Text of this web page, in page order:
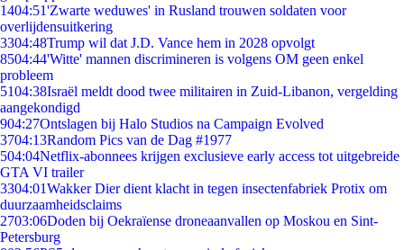
1404:51'Zwarte weduwes' in Rusland trouwen soldaten voor
overlijdensuitkering
3304:48Trump wil dat J.D. Vance hem in 2028 opvolgt
8504:44'Witte' mannen discrimineren is volgens OM geen enkel
probleem
5104:38Israël meldt dood twee militairen in Zuid-Libanon, vergelding
aangekondigd
904:27Ontslagen bij Halo Studios na Campaign Evolved
3704:13Random Pics van de Dag #1977
504:04Netflix-abonnees krijgen exclusieve early access tot uitgebreide
GTA VI trailer
3304:01Wakker Dier dient klacht in tegen insectenfabriek Protix om
duurzaamheidsclaims
2703:06Doden bij Oekraïense droneaanvallen op Moskou en Sint-
Petersburg